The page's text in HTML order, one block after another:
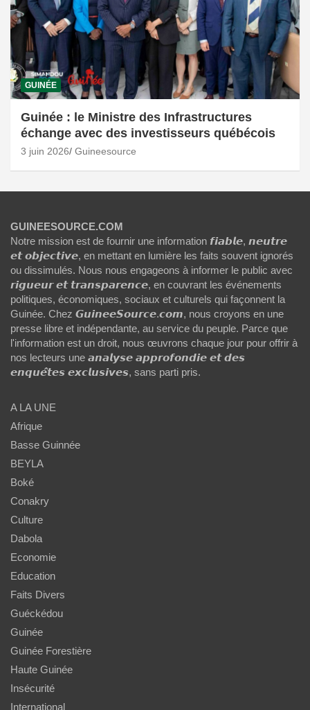
GUINÉE
Guinée : le Ministre des Infrastructures
échange avec des investisseurs québécois
3 juin 2026 Guineesource
GUINEESOURCE.COM
Notre mission est de fournir une information 𝙛𝙞𝙖𝙗𝙡𝙚, 𝙣𝙚𝙪𝙩𝙧𝙚
𝙚𝙩 𝙤𝙗𝙟𝙚𝙘𝙩𝙞𝙫𝙚, en mettant en lumière les faits souvent ignorés
ou dissimulés. Nous nous engageons à informer le public avec
𝙧𝙞𝙜𝙪𝙚𝙪𝙧 𝙚𝙩 𝙩𝙧𝙖𝙣𝙨𝙥𝙖𝙧𝙚𝙣𝙘𝙚, en couvrant les événements
politiques, économiques, sociaux et culturels qui façonnent la
Guinée. Chez 𝙂𝙪𝙞𝙣𝙚𝙚𝙎𝙤𝙪𝙧𝙘𝙚.𝙘𝙤𝙢, nous croyons en une
presse libre et indépendante, au service du peuple. Parce que
l'information est un droit, nous œuvrons chaque jour pour offrir à
nos lecteurs une 𝙖𝙣𝙖𝙡𝙮𝙨𝙚 𝙖𝙥𝙥𝙧𝙤𝙛𝙤𝙣𝙙𝙞𝙚 𝙚𝙩 𝙙𝙚𝙨
𝙚𝙣𝙦𝙪𝙚̂𝙩𝙚𝙨 𝙚𝙭𝙘𝙡𝙪𝙨𝙞𝙫𝙚𝙨, sans parti pris.
A LA UNE
Afrique
Basse Guinnée
BEYLA
Boké
Conakry
Culture
Dabola
Economie
Education
Faits Divers
Guéckédou
Guinée
Guinée Forestière
Haute Guinée
Insécurité
International